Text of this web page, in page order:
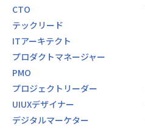
CTO
テックリード
ITアーキテクト
プロダクトマネージャー
PMO
プロジェクトリーダー
UIUXデザイナー
デジタルマーケター